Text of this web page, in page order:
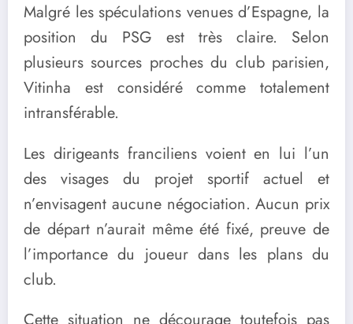
Malgré les spéculations venues d’Espagne, la
position du PSG est très claire. Selon
plusieurs sources proches du club parisien,
Vitinha est considéré comme totalement
intransférable.
Les dirigeants franciliens voient en lui l’un
des visages du projet sportif actuel et
n’envisagent aucune négociation. Aucun prix
de départ n’aurait même été fixé, preuve de
l’importance du joueur dans les plans du
club.